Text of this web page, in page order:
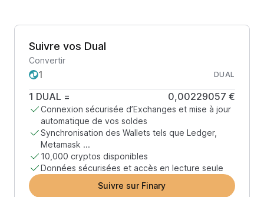
Suivre vos Dual
Convertir
DUAL
1 DUAL = 0,00229057 €
Connexion sécurisée d’Exchanges et mise à jour
automatique de vos soldes
Synchronisation des Wallets tels que Ledger,
Metamask ...
10,000 cryptos disponibles
Données sécurisées et accès en lecture seule
Suivre sur Finary